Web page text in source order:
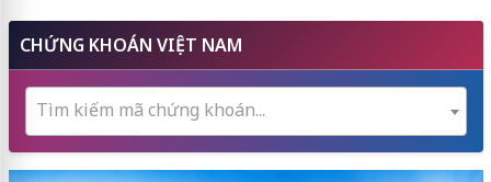
CHỨNG KHOÁN VIỆT NAM
Tìm kiếm mã chứng khoán...